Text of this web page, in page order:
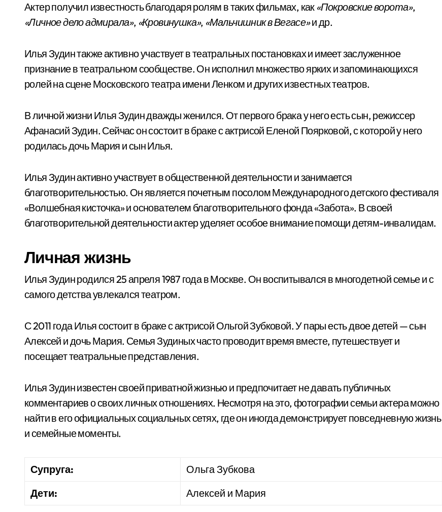
Актер получил известность благодаря ролям в таких фильмах, как «Покровские ворота»,
«Личное дело адмирала», «Кровинушка», «Мальчишник в Вегасе»и др.
Илья Зудин также активно участвует в театральных постановках и имеет заслуженное
признание в театральном сообществе. Он исполнил множество ярких и запоминающихся
ролей на сцене Московского театра имени Ленком и других известных театров.
В личной жизни Илья Зудин дважды женился. От первого брака у него есть сын, режиссер
Афанасий Зудин. Сейчас он состоит в браке с актрисой Еленой Поярковой, с которой у него
родилась дочь Мария и сын Илья.
Илья Зудин активно участвует в общественной деятельности и занимается
благотворительностью. Он является почетным посолом Международного детского фестиваля
«Волшебная кисточка» и основателем благотворительного фонда «Забота». В своей
благотворительной деятельности актер уделяет особое внимание помощи детям-инвалидам.
Личная жизнь
Илья Зудин родился 25 апреля 1987 года в Москве. Он воспитывался в многодетной семье и с
самого детства увлекался театром.
С 2011 года Илья состоит в браке с актрисой Ольгой Зубковой. У пары есть двое детей — сын
Алексей и дочь Мария. Семья Зудиных часто проводит время вместе, путешествует и
посещает театральные представления.
Илья Зудин известен своей приватной жизнью и предпочитает не давать публичных
комментариев о своих личных отношениях. Несмотря на это, фотографии семьи актера можно
найти в его официальных социальных сетях, где он иногда демонстрирует повседневную жизнь
и семейные моменты.
Супруга:
Ольга Зубкова
Дети:
Алексей и Мария